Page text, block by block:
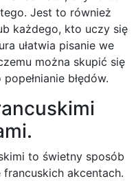
Jest to również
każdego, kto uczy się
ułatwia pisanie we
można skupić się
błędów.
to świetny sposób
francuskich akcentach.